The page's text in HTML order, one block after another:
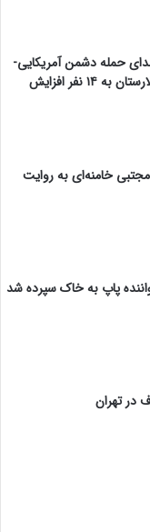
حمله دشمن آمریکایی-
صهیونیستی به دادگستری لارستان به ۱۴ نفر افزایش
خامنه‌ای به روایت
پاپ به خاک سپرده شد
در تهران